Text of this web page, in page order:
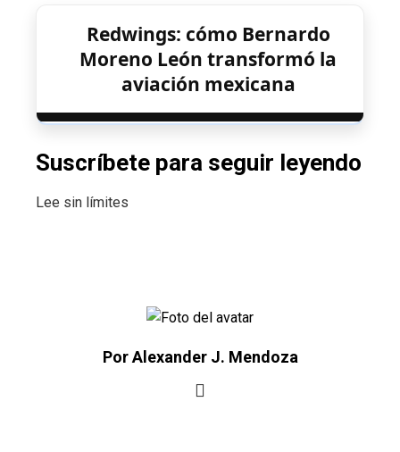
Redwings: cómo Bernardo
Moreno León transformó la
aviación mexicana
Suscríbete para seguir leyendo
Lee sin límites
Por Alexander J. Mendoza